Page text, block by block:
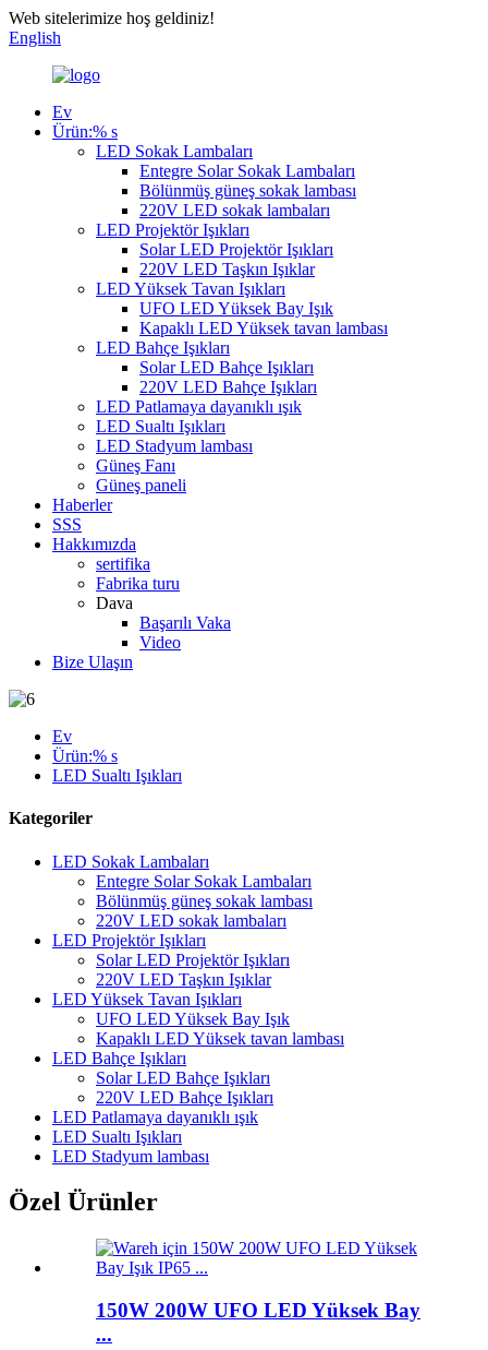
Web sitelerimize hoş geldiniz!
English
Ev
Ürün:% s
LED Sokak Lambaları
Entegre Solar Sokak Lambaları
Bölünmüş güneş sokak lambası
220V LED sokak lambaları
LED Projektör Işıkları
Solar LED Projektör Işıkları
220V LED Taşkın Işıklar
LED Yüksek Tavan Işıkları
UFO LED Yüksek Bay Işık
Kapaklı LED Yüksek tavan lambası
LED Bahçe Işıkları
Solar LED Bahçe Işıkları
220V LED Bahçe Işıkları
LED Patlamaya dayanıklı ışık
LED Sualtı Işıkları
LED Stadyum lambası
Güneş Fanı
Güneş paneli
Haberler
SSS
Hakkımızda
sertifika
Fabrika turu
Dava
Başarılı Vaka
Video
Bize Ulaşın
Ev
Ürün:% s
LED Sualtı Işıkları
Kategoriler
LED Sokak Lambaları
Entegre Solar Sokak Lambaları
Bölünmüş güneş sokak lambası
220V LED sokak lambaları
LED Projektör Işıkları
Solar LED Projektör Işıkları
220V LED Taşkın Işıklar
LED Yüksek Tavan Işıkları
UFO LED Yüksek Bay Işık
Kapaklı LED Yüksek tavan lambası
LED Bahçe Işıkları
Solar LED Bahçe Işıkları
220V LED Bahçe Işıkları
LED Patlamaya dayanıklı ışık
LED Sualtı Işıkları
LED Stadyum lambası
Özel Ürünler
150W 200W UFO LED Yüksek Bay
...